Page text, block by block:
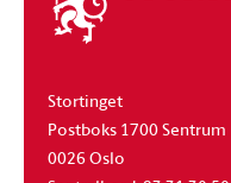
stortinget
Stortinget
Postboks 1700 Sentrum
0026 Oslo